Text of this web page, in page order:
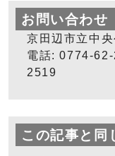
お問い合わせ
京田辺市立中
電話: 0774-
2519
この記事と同